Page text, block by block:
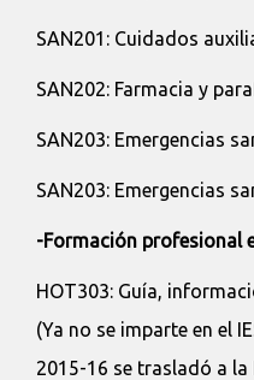
SAN201: Cuidados
SAN202: Farmacia y
SAN203: Emergencias
SAN203: Emergencias
-Formación profesional
HOT303: Guía,
(Ya no se imparte en el
2015-16 se trasladó a la